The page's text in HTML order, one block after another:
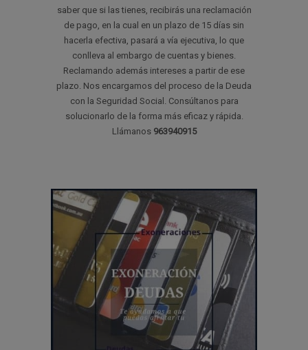
saber que si las tienes, recibirás una reclamación
de pago, en la cual en un plazo de 15 días sin
hacerla efectiva, pasará a vía ejecutiva, lo que
conlleva al embargo de cuentas y bienes.
Reclamando además intereses a partir de ese
plazo. Nos encargamos del proceso de la Deuda
con la Seguridad Social. Consúltanos para
solucionarlo de la forma más eficaz y rápida.
Llámanos 963940915